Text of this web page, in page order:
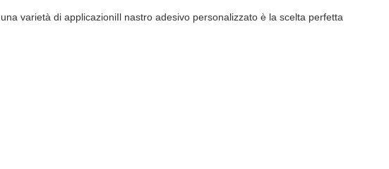
varietà di applicazioniIl nastro adesivo personalizzato è la scelta perfetta